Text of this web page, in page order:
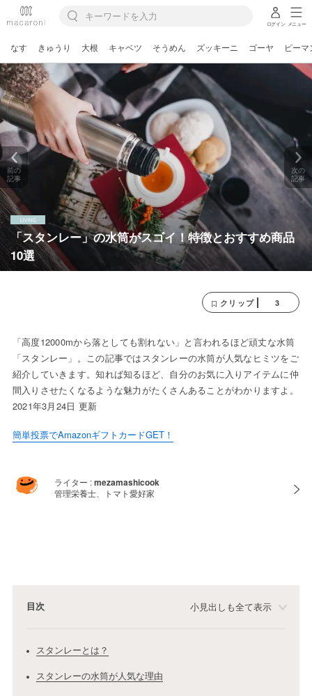
ログイン メニュー
なす きゅうり 大根 キャベツ そうめん ズッキーニ ゴーヤ ピーマ
「スタンレー」の水筒がスゴイ！特徴とおすすめ商品
10選
前の
記事
次の
記事
クリップ 3
「高度12000mから落としても割れない」と言われるほど頑丈な水筒
「スタンレー」。この記事ではスタンレーの水筒が人気なヒミツをご
紹介していきます。知れば知るほど、自分のお気に入りアイテムに仲
間入りさせたくなるような魅力がたくさんあることがわかりますよ。
2021年3月24日 更新
簡単投票でAmazonギフトカードGET！
ライター :mezamashicook
管理栄養士、トマト愛好家
目次 小見出しも全て表示
スタンレーとは？
スタンレーの水筒が人気な理由